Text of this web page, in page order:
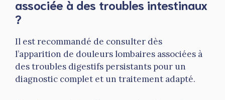
associée à des troubles intestinaux
?
Il est recommandé de consulter dès
l’apparition de douleurs lombaires associées à
des troubles digestifs persistants pour un
diagnostic complet et un traitement adapté.